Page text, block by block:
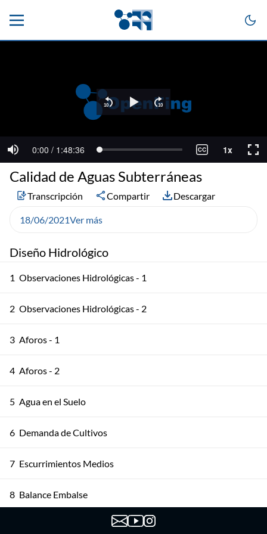
Diseño Hidrológico
1 Observaciones Hidrológicas - 1
2 Observaciones Hidrológicas - 2
3 Aforos - 1
4 Aforos - 2
5 Agua en el Suelo
6 Demanda de Cultivos
7 Escurrimientos Medios
8 Balance Embalse
Modelación del Escurrimiento - 1
Calidad de Aguas Subterráneas
Transcripción Compartir Descargar
18/06/2021Ver más